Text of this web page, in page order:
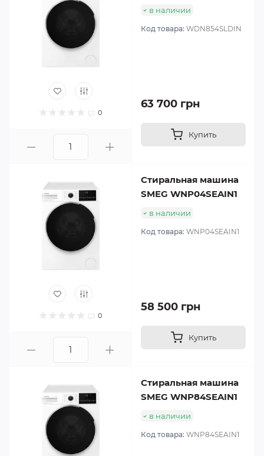
0
в наличии
Код товара: WDN854SLDIN
63 700 грн
Купить
0
Стиральная машина
SMEG WNP04SEAIN1
в наличии
Код товара: WNP04SEAIN1
58 500 грн
Купить
Стиральная машина
SMEG WNP84SEAIN1
в наличии
Код товара: WNP84SEAIN1